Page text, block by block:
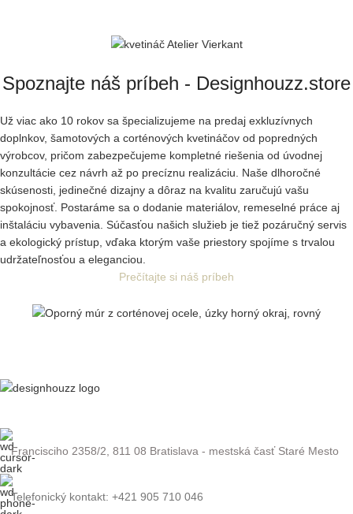
Spoznajte náš príbeh - Designhouzz.store
Už viac ako 10 rokov sa špecializujeme na predaj exkluzívnych
doplnkov, šamotových a corténových kvetináčov od popredných
výrobcov, pričom zabezpečujeme kompletné riešenia od úvodnej
konzultácie cez návrh až po precíznu realizáciu. Naše dlhoročné
skúsenosti, jedinečné dizajny a dôraz na kvalitu zaručujú vašu
spokojnosť. Postaráme sa o dodanie materiálov, remeselné práce aj
inštaláciu vybavenia. Súčasťou našich služieb je tiež pozáručný servis
a ekologický prístup, vďaka ktorým vaše priestory spojíme s trvalou
udržateľnosťou a eleganciou.
Prečítajte si náš príbeh
Francisciho 2358/2, 811 08 Bratislava - mestská časť Staré Mesto
Telefonický kontakt: +421 905 710 046